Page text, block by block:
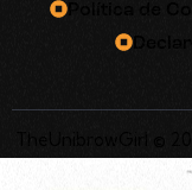
Política de
TheUnibrowGirl ©